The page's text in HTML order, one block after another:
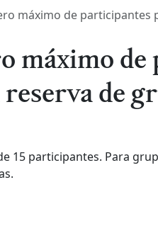
máximo de participantes
máximo
de
15 participantes. Para